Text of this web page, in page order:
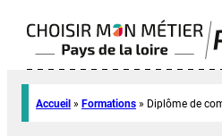
Accueil » Formations » Diplôme de